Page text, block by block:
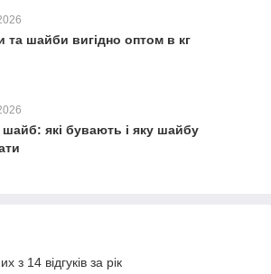
та шайби вигідно оптом в кг
які бувають і яку шайбу
з 14 відгуків за рік